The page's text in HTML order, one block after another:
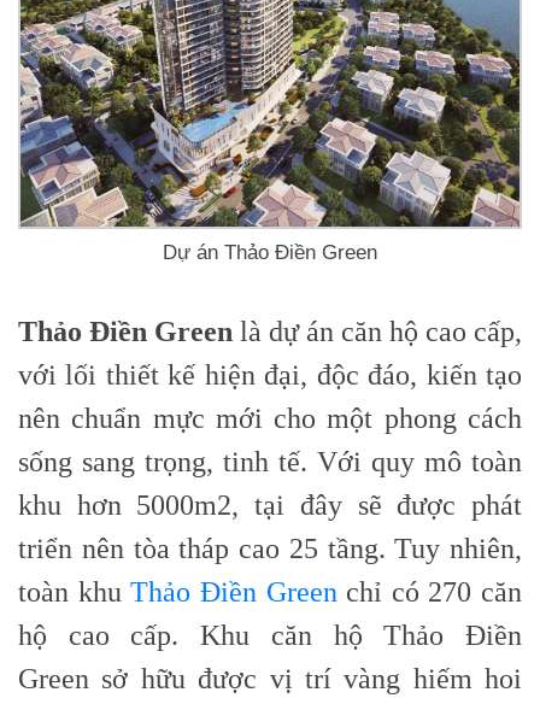
Dự án Thảo Điền Green
Thảo Điền Green là dự án căn hộ cao cấp,
với lối thiết kế hiện đại, độc đáo, kiến tạo
nên chuẩn mực mới cho một phong cách
sống sang trọng, tinh tế. Với quy mô toàn
khu hơn 5000m2, tại đây sẽ được phát
triển nên tòa tháp cao 25 tầng. Tuy nhiên,
toàn khuThảo Điền Green chỉ có 270 căn
hộ cao cấp. Khu căn hộ Thảo Điền
Green sở hữu được vị trí vàng hiếm hoi